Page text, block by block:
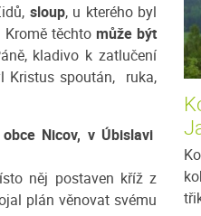
sloup, u kterého byl
Kromě těchto může být
kladivo k zatlučení
Kristus spoután, ruka,
Nicov, v Úbislavi
něj postaven kříž z
plán věnovat svému